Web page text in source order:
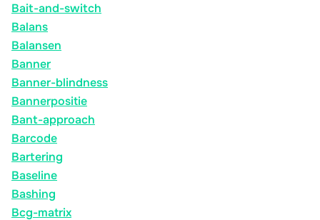
Bait-and-switch
Balans
Balansen
Banner
Banner-blindness
Bannerpositie
Bant-approach
Barcode
Bartering
Baseline
Bashing
Bcg-matrix